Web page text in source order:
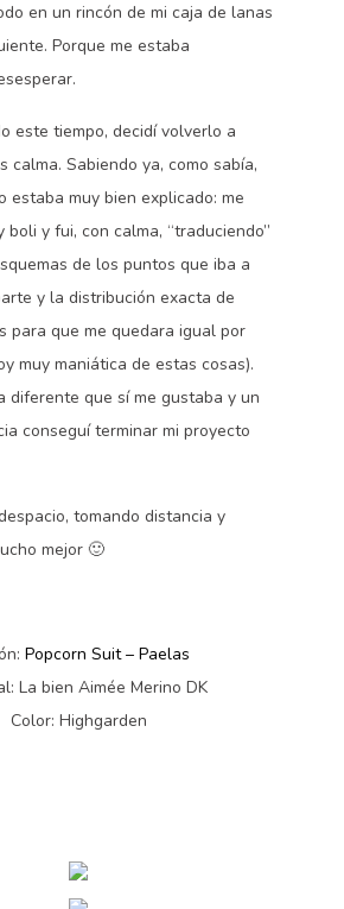
en un rincón de mi caja de lanas
Porque me estaba
este tiempo, decidí volverlo a
calma. Sabiendo ya, como sabía,
estaba muy bien explicado: me
boli y fui, con calma, “traduciendo”
de los puntos que iba a
y la distribución exacta de
para que me quedara igual por
muy maniática de estas cosas).
diferente que sí me gustaba y un
conseguí terminar mi proyecto
tomando distancia y
mejor 🙂
Popcorn Suit – Paelas
La bien Aimée Merino DK
Color: Highgarden